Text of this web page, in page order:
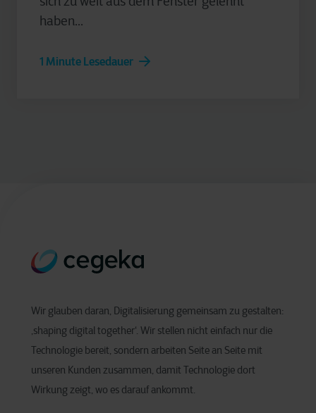
haben...
1 Minute Lesedauer
Wir glauben daran, Digitalisierung gemeinsam zu gestalten:
‚shaping digital together‘. Wir stellen nicht einfach nur die
Technologie bereit, sondern arbeiten Seite an Seite mit
unseren Kunden zusammen, damit Technologie dort
Wirkung zeigt, wo es darauf ankommt.